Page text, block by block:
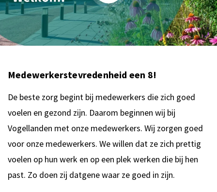
Medewerkerstevredenheid een 8!
De beste zorg begint bij medewerkers die zich goed
voelen en gezond zijn. Daarom beginnen wij bij
Vogellanden met onze medewerkers. Wij zorgen goed
voor onze medewerkers. We willen dat ze zich prettig
voelen op hun werk en op een plek werken die bij hen
past. Zo doen zij datgene waar ze goed in zijn.